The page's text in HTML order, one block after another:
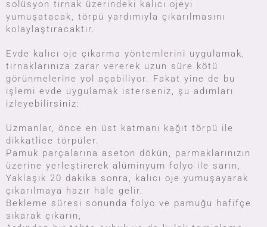
solüsyon tırnak üzerindeki kalıcı ojeyi
yumuşatacak, törpü yardımıyla çıkarılmasını
kolaylaştıracaktır.
Evde kalıcı oje çıkarma yöntemlerini uygulamak,
tırnaklarınıza zarar vererek uzun süre kötü
görünmelerine yol açabiliyor. Fakat yine de bu
işlemi evde uygulamak isterseniz, şu adımları
izleyebilirsiniz:
Uzmanlar, önce en üst katmanı kağıt törpü ile
dikkatlice törpüler.
Pamuk parçalarına aseton dökün, parmaklarınızın
üzerine yerleştirerek alüminyum folyo ile sarın,
Yaklaşık 20 dakika sonra, kalıcı oje yumuşayarak
çıkarılmaya hazır hale gelir.
Bekleme süresi sonunda folyo ve pamuğu hafifçe
sıkarak çıkarın,